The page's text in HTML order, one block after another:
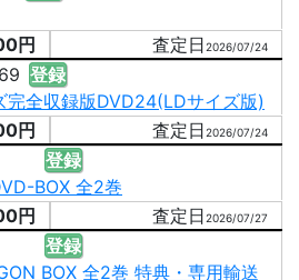
円
2026/07/24
登録
完全収録版DVD24(LDサイズ版)
円
2026/07/24
登録
BOX 全2巻
円
2026/07/27
登録
BOX 全2巻 特典・専用輸送